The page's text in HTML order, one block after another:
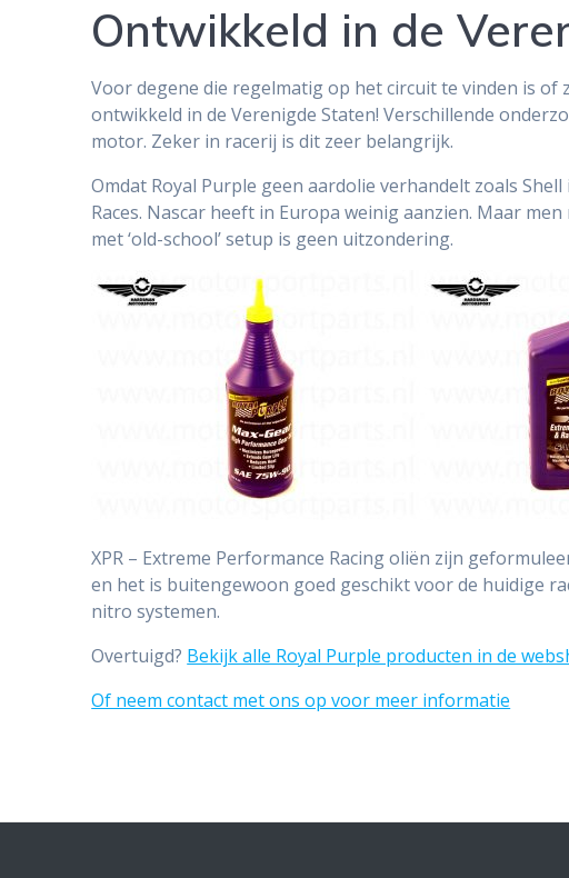
Ontwikkeld in de
Voor degene die regelmatig op het circuit te vinden is
ontwikkeld in de Verenigde Staten! Verschillende
motor. Zeker in racerij is dit zeer belangrijk.
Omdat Royal Purple geen aardolie verhandelt zoals
Races. Nascar heeft in Europa weinig aanzien. Maar
met ‘old-school’ setup is geen uitzondering.
XPR – Extreme Performance Racing oliën zijn
en het is buitengewoon goed geschikt voor de huidige
nitro systemen.
Overtuigd? Bekijk alle Royal Purple producten in de
Of neem contact met ons op voor meer informatie